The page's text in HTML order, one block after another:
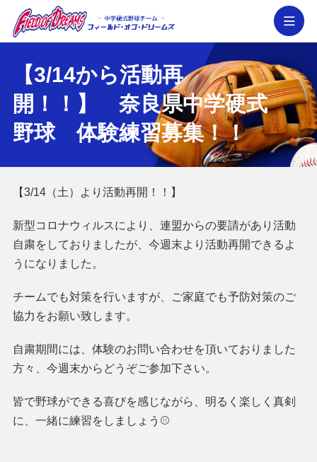
フィールド・オブ・ドリームズ │ 奈良県の
【3/14から活動再
開！！】 奈良県中学硬式
野球 体験練習募集！！
【3/14（土）より活動再開！！】
新型コロナウィルスにより、連盟からの要請があり活動
自粛をしておりましたが、今週末より活動再開できるよ
うになりました。
チームでも対策を行いますが、ご家庭でも予防対策のご
協力をお願い致します。
自粛期間には、体験のお問い合わせを頂いておりました
方々、今週末からどうぞご参加下さい。
皆で野球ができる喜びを感じながら、明るく楽しく真剣
に、一緒に練習をしましょう⚾️